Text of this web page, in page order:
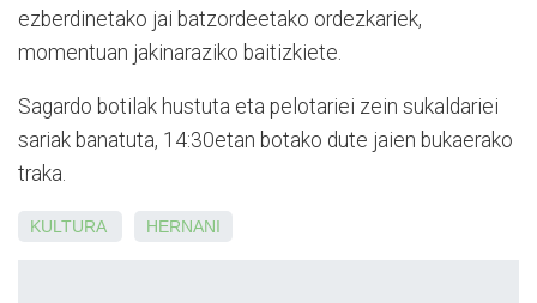
ezberdinetako jai batzordeetako ordezkariek,
momentuan jakinaraziko baitizkiete.
Sagardo botilak hustuta eta pelotariei zein sukaldariei
sariak banatuta, 14:30etan botako dute jaien bukaerako
traka.
KULTURA HERNANI